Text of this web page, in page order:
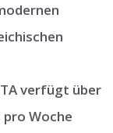
verfügt über
Woche